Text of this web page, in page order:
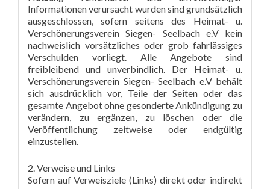
Informationen verursacht wurden sind grundsätzlich
ausgeschlossen, sofern seitens des Heimat- u.
Verschönerungsverein Siegen- Seelbach e.V kein
nachweislich vorsätzliches oder grob fahrlässiges
Verschulden vorliegt. Alle Angebote sind
freibleibend und unverbindlich. Der Heimat- u.
Verschönerungsverein Siegen- Seelbach e.V behält
sich ausdrücklich vor, Teile der Seiten oder das
gesamte Angebot ohne gesonderte Ankündigung zu
verändern, zu ergänzen, zu löschen oder die
Veröffentlichung zeitweise oder endgültig
einzustellen.
2. Verweise und Links
Sofern auf Verweisziele (Links) direkt oder indirekt